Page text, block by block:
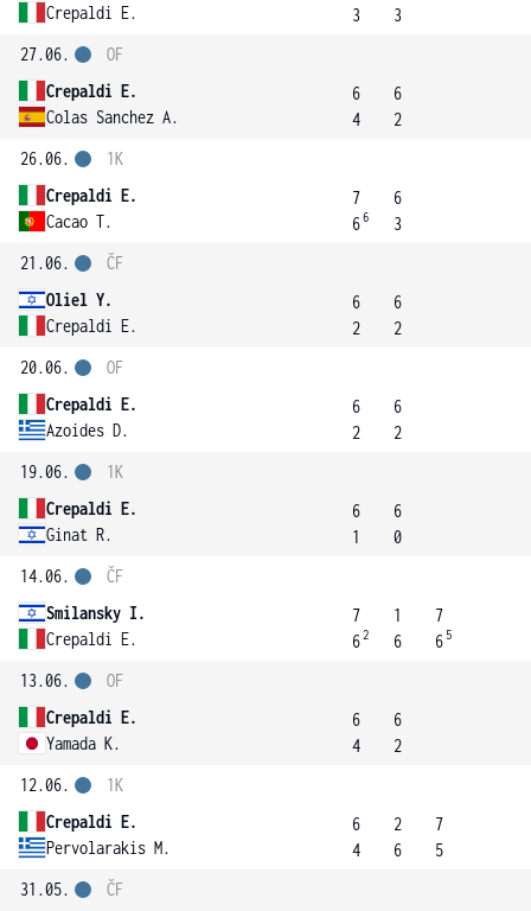
Crepaldi E.
3
3
27.06.
Crepaldi E.
Colas Sanchez A.
OF
6
4
6
2
26.06.
Crepaldi E.
Cacao T.
1K
7
66
6
3
21.06.
Oliel Y.
Crepaldi E.
ČF
6
2
6
2
20.06.
Crepaldi E.
Azoides D.
OF
6
2
6
2
19.06.
Crepaldi E.
Ginat R.
1K
6
1
6
0
14.06.
Smilansky I.
Crepaldi E.
ČF
7
62
1
6
7
6 5
13.06.
Crepaldi E.
Yamada K.
OF
6
4
6
2
12.06.
Crepaldi E.
Pervolarakis M.
1K
6
4
2
6
7
5
31.05.
ČF